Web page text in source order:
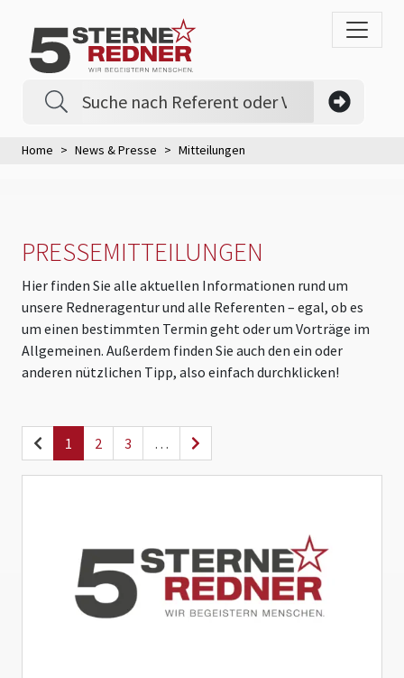
Home News & Presse Mitteilungen
PRESSEMITTEILUNGEN
Hier finden Sie alle aktuellen Informationen rund um
unsere Redneragentur und alle Referenten – egal, ob es
um einen bestimmten Termin geht oder um Vorträge im
Allgemeinen. Außerdem finden Sie auch den ein oder
anderen nützlichen Tipp, also einfach durchklicken!
1 2 3 …